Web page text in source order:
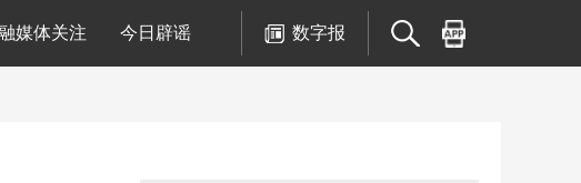
媒体关注 今日辟谣 数字报